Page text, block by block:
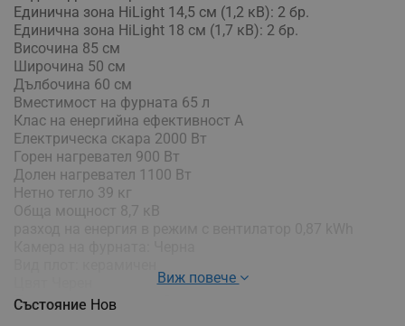
Единична зона HiLight 14,5 см (1,2 кВ): 2 бр.
Единична зона HiLight 18 см (1,7 кВ): 2 бр.
Височина 85 см
Широчина 50 см
Дълбочина 60 см
Вместимост на фурната 65 л
Клас на енергийна ефективност А
Електрическа скара 2000 Вт
Горен нагревател 900 Вт
Долен нагревател 1100 Вт
Нетно тегло 39 кг
Обща мощност 8,7 кВ
Повърхност на плота Стъкло
Виж повече
Състояние Нов